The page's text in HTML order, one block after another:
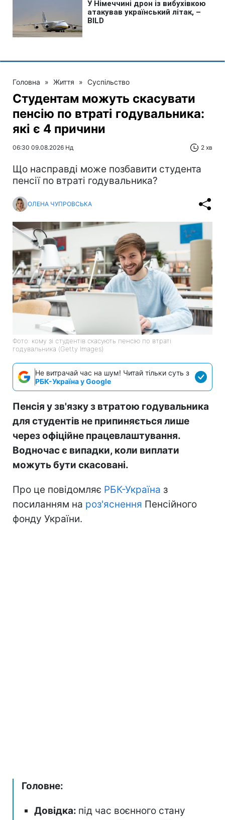
Головна » Життя » Суспільство
Студентам можуть скасувати
пенсію по втраті годувальника:
які є 4 причини
06:30 09.08.2026 Нд 2 хв
Що насправді може позбавити студента
пенсії по втраті годувальника?
ОЛЕНА ЧУПРОВСЬКА
Фото: кому зі студентів скасують пенсію по втраті
годувальника (Getty Imagеs)
Не витрачай час на шум! Читай тільки суть з
РБК-Україна у Google
Пенсія у зв'язку з втратою годувальника
для студентів не припиняється лише
через офіційне працевлаштування.
Водночас є випадки, коли виплати
можуть бути скасовані.
Про це повідомляє РБК-Україна з
посиланням на роз'яснення Пенсійного
фонду України.
Головне:
Довідка: під час воєнного стану